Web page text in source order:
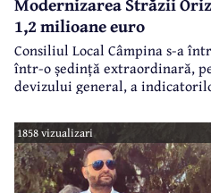
1,2 milioane euro
Consiliul Local Câmpina s-a
într-o ședință extraordinară,
devizului general, a
realizarea modernizării
finanțat prin Programul
Saligny”.
1858 vizualizari